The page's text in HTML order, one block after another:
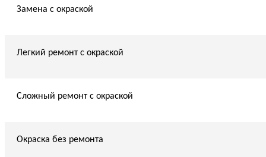
Замена с окраской
Легкий ремонт с окраской
Сложный ремонт с окраской
Окраска без ремонта